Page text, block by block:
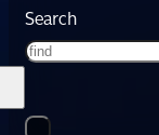
Search